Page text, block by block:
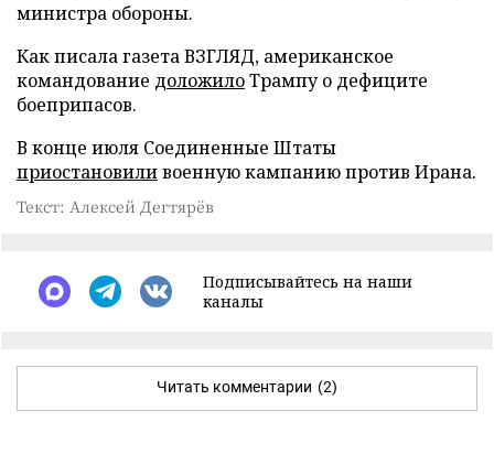
министра обороны.
Как писала газета ВЗГЛЯД, американское
командование доложилоТрампу о дефиците
боеприпасов.
В конце июля Соединенные Штаты
приостановиливоенную кампанию против Ирана.
Текст: Алексей Дегтярёв
Подписывайтесь на наши
каналы
Читать комментарии (2)